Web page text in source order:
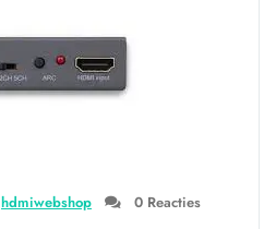
hdmiwebshop 0 Reacties